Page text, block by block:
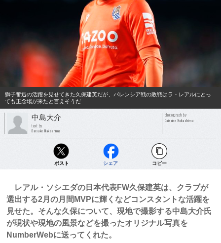
獅子奮迅の活躍を見せてきた久保建英だが、バレンシア戦の敗戦はラ・レアルにとっ
ても正念場が来たと言えそうだ
中島大介
text by
Daisuke Nakashima
photograph by
Daisuke Nakashima
ポスト シェア コピー
レアル・ソシエダの日本代表FW久保建英は、クラブが
選出する2月の月間MVPに輝くなどコンスタントな活躍を
見せた。そんな久保について、現地で撮影する中島大介氏
が現状や現地の風景などを撮ったオリジナル写真を
NumberWebに送ってくれた。